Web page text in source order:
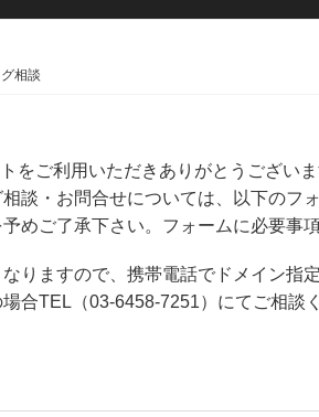
相談
をご利用いただきありがとうございま
談・お問合せについては、以下の
めご了承下さい。フォームに必要
りますので、携帯電話でドメイン指
合TEL（03-6458-7251）にてご相談